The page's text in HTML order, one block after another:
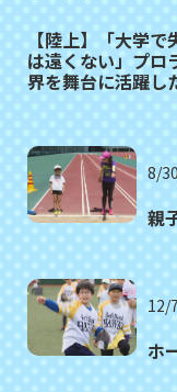
【陸上】「大学
は遠くない」プ
界を舞台に活躍し
8/
親
12/
ホ